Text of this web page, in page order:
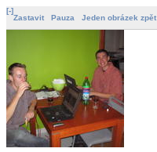
[-]
Zastavit
Pauza Jeden obrázek zpět